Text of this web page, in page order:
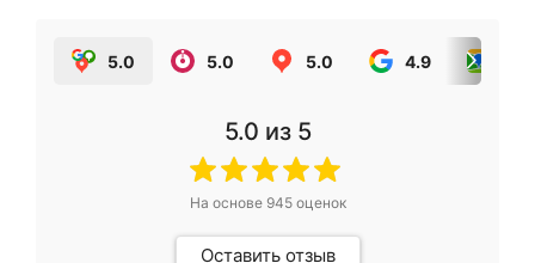
5.0 5.0 5.0 4.9
5.0 из 5
На основе 945оценок
Оставить отзыв